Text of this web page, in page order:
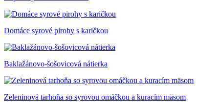
Domáce syrové pirohy s karičkou
Baklažánovo-šošovicová nátierka
Zeleninová tarhoňa so syrovou omáčkou a kuracím mäsom